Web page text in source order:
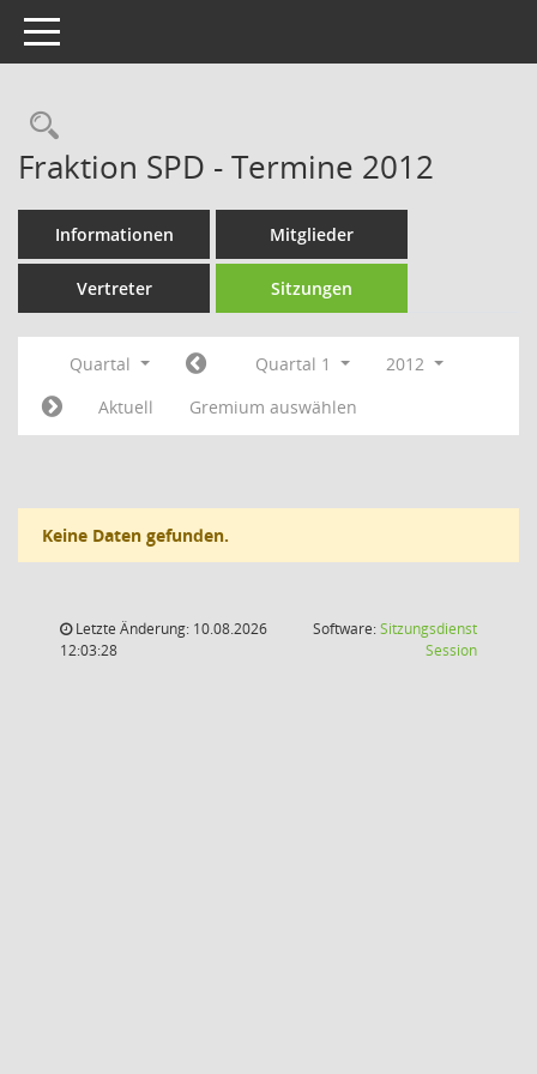
Toggle navigation
Rechercheauswahl
Fraktion SPD - Termine 2012
Informationen Mitglieder
Vertreter Sitzungen
Quartal Quartal 1
2012
Aktuell
Gremium auswählen
Keine Daten gefunden.
Letzte Änderung: 10.08.2026
12:03:28
Software:Sitzungsdienst
Session(Wird in